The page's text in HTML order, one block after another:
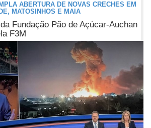
ABERTURA DE NOVAS CRECHES EM
MATOSINHOS E MAIA
Fundação Pão de Açúcar-Auchan
F3M